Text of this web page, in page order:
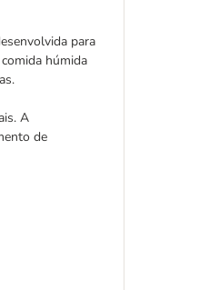
para
húmida
A
de